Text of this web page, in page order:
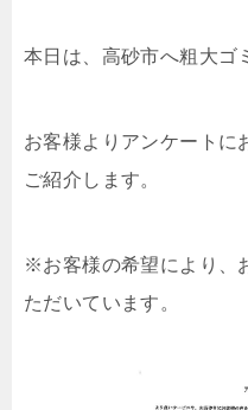
本日は、高砂市へ粗大ゴ
お客様よりアンケートに
ご紹介します。
※お客様の希望により、
ただいています。